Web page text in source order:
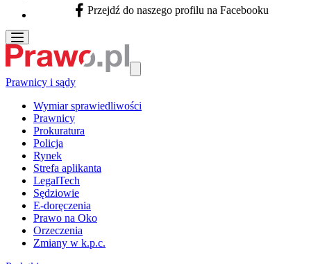
Facebook - otwiera się w nowej karcie
Przejdź do naszego profilu na Facebooku
Prawnicy i sądy
Wymiar sprawiedliwości
Prawnicy
Prokuratura
Policja
Rynek
Strefa aplikanta
LegalTech
Sędziowie
E-doręczenia
Prawo na Oko
Orzeczenia
Zmiany w k.p.c.